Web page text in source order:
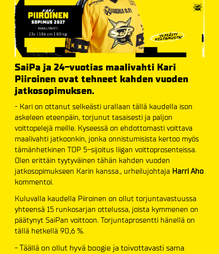
SaiPa ja 24-vuotias maalivahti Kari
Piiroinen ovat tehneet kahden vuoden
jatkosopimuksen.
- Kari on ottanut selkeästi urallaan tällä kaudella ison
askeleen eteenpäin, torjunut tasaisesti ja paljon
voittopelejä meille. Kyseessä on ehdottomasti voittava
maalivahti jatkoonkin, jonka onnistumisista kertoo myös
tämänhetkinen TOP 5-sijoitus liigan voittoprosenteissa.
Olen erittäin tyytyväinen tähän kahden vuoden
jatkosopimukseen Karin kanssa., urheilujohtaja Harri Aho
kommentoi.
Kuluvalla kaudella Piiroinen on ollut torjuntavastuussa
yhteensä 15 runkosarjan ottelussa, joista kymmenen on
päätynyt SaiPan voittoon. Torjuntaprosentti hänellä on
tällä hetkellä 90,6 %.
- Täällä on ollut hyvä boogie ja toivottavasti sama